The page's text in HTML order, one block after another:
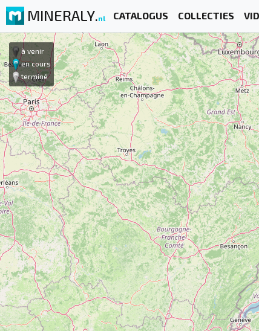
MINERALY.nl CATALOGUS COLLECTIES
à venir
en cours
terminé